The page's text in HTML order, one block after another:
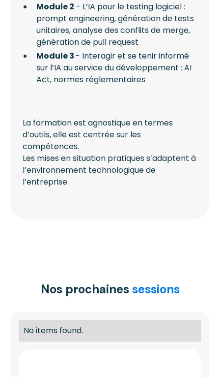
Module 2 - L’IA pour le testing logiciel :
prompt engineering, génération de tests
unitaires, analyse des conflits de merge,
génération de pull request
Module 3 - Interagir et se tenir informé
sur l’IA au service du développement : AI
Act, normes réglementaires
La formation est agnostique en termes
d’outils, elle est centrée sur les
compétences.
Les mises en situation pratiques s’adaptent à
l’environnement technologique de
l’entreprise.
Nos prochainessessions
No items found.